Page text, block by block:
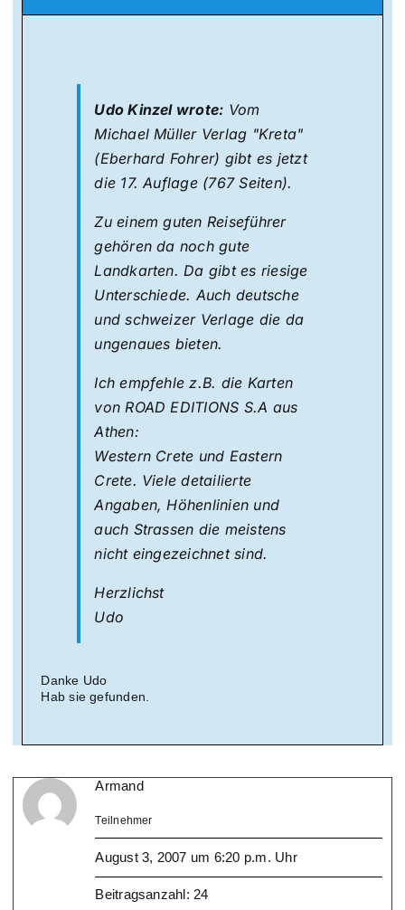
Udo Kinzel wrote: Vom
Michael Müller Verlag "Kreta"
(Eberhard Fohrer) gibt es jetzt
die 17. Auflage (767 Seiten).
Zu einem guten Reiseführer
gehören da noch gute
Landkarten. Da gibt es riesige
Unterschiede. Auch deutsche
und schweizer Verlage die da
ungenaues bieten.
Ich empfehle z.B. die Karten
von ROAD EDITIONS S.A aus
Athen:
Western Crete und Eastern
Crete. Viele detailierte
Angaben, Höhenlinien und
auch Strassen die meistens
nicht eingezeichnet sind.
Herzlichst
Udo
Danke Udo
Hab sie gefunden.
Armand
Teilnehmer
August 3, 2007 um 6:20 p.m. Uhr
Beitragsanzahl: 24